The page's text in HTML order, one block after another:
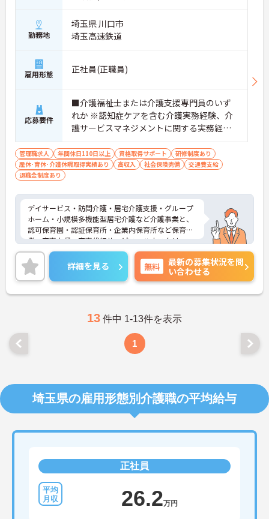
勤務地
埼玉県 川口市
埼玉高速鉄道
雇用形態 正社員(正職員)
応募要件
■介護福祉士または介護支援専門員のいず
れか ※認知症ケアを含む介護実務経験、介
護サービスマネジメントに関する実務経験
必須 ※認知症介護実践者研修を修了してい
る方・認知症対応型サービス事業管理者研
修を修了している方歓迎 ■普通自動車運転
管理職求人 年間休日110日以上 資格取得サポート
研修制度あり
産休･育休･介護休暇取得実績あり
高収入 社会保険完備
交通費支給
退職金制度あり
デイサービス・訪問介護・居宅介護支援・グループ
ホーム・小規模多機能型居宅介護など介護事業と、
認可保育園・認証保育所・企業内保育所など保育事
業、家事支援・家事代行サービス、ハウスクリーニ
ングサービスなど、さまざまな世代の「人」を支え
る事業を展開しております。
福利厚生も充実しておりますので、長く安心してご
就業いただけます。ご興味のある方は是非お気軽に
お問い合わせください。
詳細を見る 無料
最新の募集状況を問
い合わせる
13 件中 1-13件を表示
1
埼玉県の雇用形態別介護職の平均給与
正社員
26.2万円